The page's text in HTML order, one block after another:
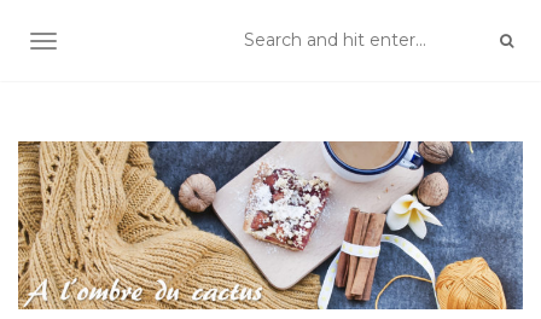
TOGGLE NAVIGATION